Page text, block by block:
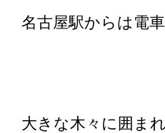
名古屋駅からは電
大きな木々に囲ま